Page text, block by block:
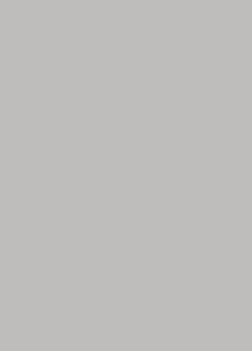
un’usura
e danneggiare le
Nescafè Dolce
con il rischio di
da caffè del tutto
utilizzare l’aceto bianco
per pulire la superficie